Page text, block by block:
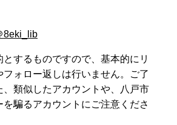
8eki_lib
とするものですので、基本的にリ
フォロー返しは行いません。ご了
、類似したアカウントや、八戸市
を騙るアカウントにご注意くださ